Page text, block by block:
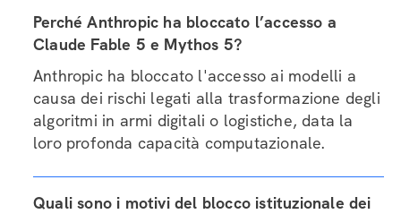
Perché Anthropic ha bloccato l’accesso a
Claude Fable 5 e Mythos 5?
Anthropic ha bloccato l'accesso ai modelli a
causa dei rischi legati alla trasformazione degli
algoritmi in armi digitali o logistiche, data la
loro profonda capacità computazionale.
Quali sono i motivi del blocco istituzionale dei